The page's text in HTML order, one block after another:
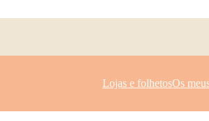
Lojas e folhetosOs